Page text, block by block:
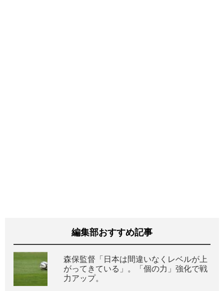
編集部おすすめ記事
森保監督「日本は間違いなくレベルが上
がってきている」。「個の力」強化で戦
力アップ。